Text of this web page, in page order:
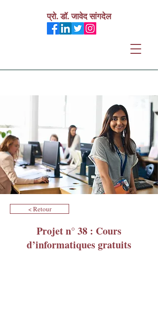
प्रो. डॉ. जावेद सांगदेल
< Retour
Projet n° 38 : Cours
d’informatiques gratuits